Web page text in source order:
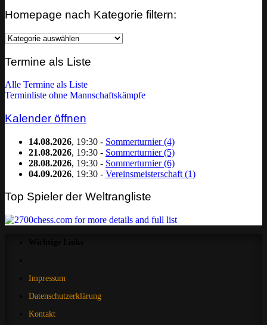
Homepage nach Kategorie filtern:
Homepage
Kategorie
Termine als Liste
Alle Termine als Liste
Terminliste ohne Mannschaftskämpfe
Kalender öffnen
14.08.2026, 19:30 - Sommerturnier (4)
21.08.2026, 19:30 - Sommerturnier (5)
28.08.2026, 19:30 - Sommerturnier (6)
04.09.2026, 19:30 - Vereinsmeisterschaft (1)
Top Spieler der Weltrangliste
Impressum
Datenschutzerklärung
Kontakt